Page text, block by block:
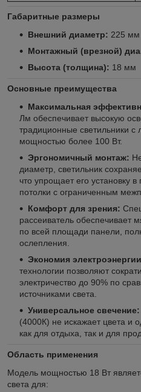
Габаритные размеры
Внешний диаметр: 225 мм
Монтажный (врезной)
Высота (толщина): 18 мм
Основные преимущества
Максимальная
Лм обеспечивает высокую
традиционные светильники
мощностью более 100 Вт.
Эргономичный монтаж:
диаметр, светильник
что упрощает его установку
потолки с ограниченным
Комфорт для зрения:
рассеиватель обеспечивает
по всей площади панели,
ослепления.
Экономия
технологии позволяют
электричество до 90% по
источниками света.
Универсальное свечение:
(4000К) не искажает цвета и
как для отдыха, так и для
Область применения
Модель мощностью 18 Вт
света для: